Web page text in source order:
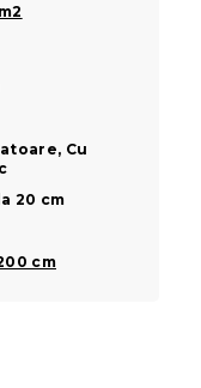
Cu
20 cm
cm